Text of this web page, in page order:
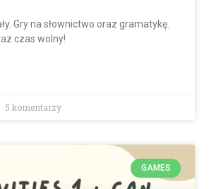
Gry na słownictwo oraz gramatykę.
czas wolny!
5 komentarzy
GAMES